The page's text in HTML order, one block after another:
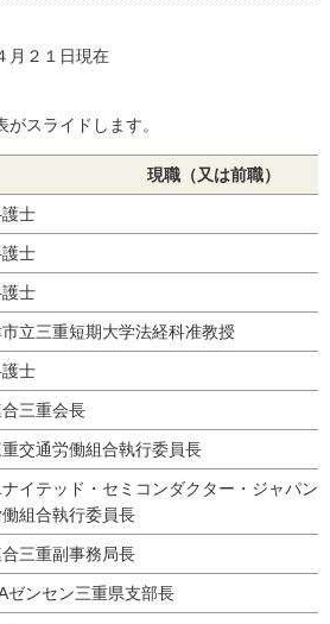
月２１日現在
スライドします。
現職（又は前職）
士
士
士
立三重短期大学法経科准教授
士
三重会長
重交通労働組合執行委員長
ナイテッド・セミコンダクター・ジャパン
組合執行委員長
三重副事務局長
ゼンセン三重県支部長